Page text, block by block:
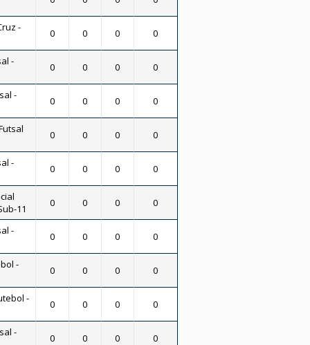
-
0 0 0 0
-
0 0 0 0
-
0 0 0 0
0 0 0 0
-
0 0 0 0
11
0 0 0 0
-
0 0 0 0
-
0 0 0 0
-
0 0 0 0
-
0 0 0 0